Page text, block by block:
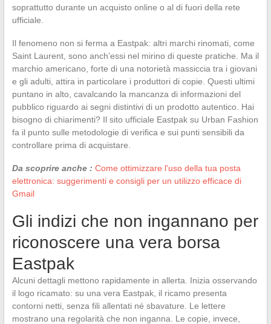
soprattutto durante un acquisto online o al di fuori della rete
ufficiale.
Il fenomeno non si ferma a Eastpak: altri marchi rinomati, come
Saint Laurent, sono anch’essi nel mirino di queste pratiche. Ma il
marchio americano, forte di una notorietà massiccia tra i giovani
e gli adulti, attira in particolare i produttori di copie. Questi ultimi
puntano in alto, cavalcando la mancanza di informazioni del
pubblico riguardo ai segni distintivi di un prodotto autentico. Hai
bisogno di chiarimenti? Il sito ufficiale Eastpak su Urban Fashion
fa il punto sulle metodologie di verifica e sui punti sensibili da
controllare prima di acquistare.
Da scoprire anche : Come ottimizzare l'uso della tua posta
elettronica: suggerimenti e consigli per un utilizzo efficace di
Gmail
Gli indizi che non ingannano per
riconoscere una vera borsa
Eastpak
Alcuni dettagli mettono rapidamente in allerta. Inizia osservando
il logo ricamato: su una vera Eastpak, il ricamo presenta
contorni netti, senza fili allentati né sbavature. Le lettere
mostrano una regolarità che non inganna. Le copie, invece,